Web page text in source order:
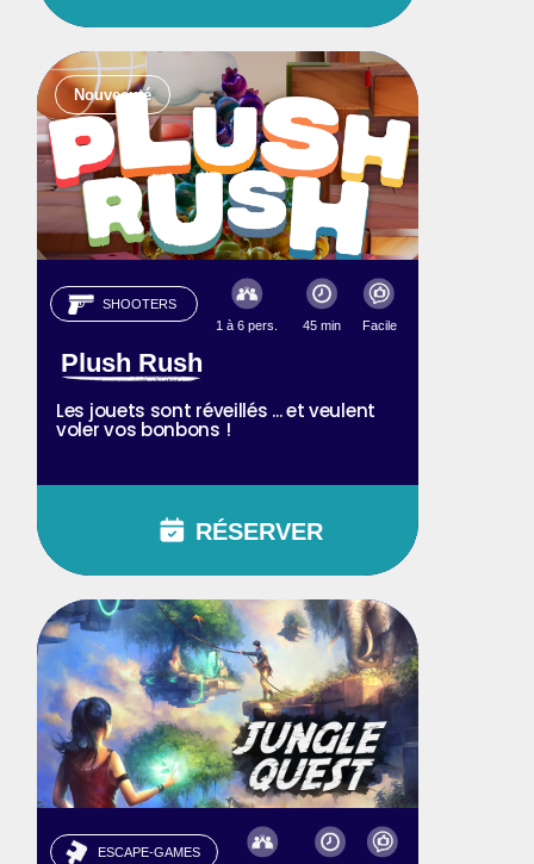
Nouveauté
SHOOTERS
1 à 6 pers.
45 min Facile
Plush Rush
Les jouets sont réveillés ... et veulent
voler vos bonbons !
RÉSERVER
ESCAPE-GAMES